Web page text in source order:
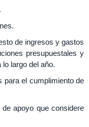
de ingresos y gastos
presupuestales y
largo del año.
para el cumplimiento de
apoyo que considere